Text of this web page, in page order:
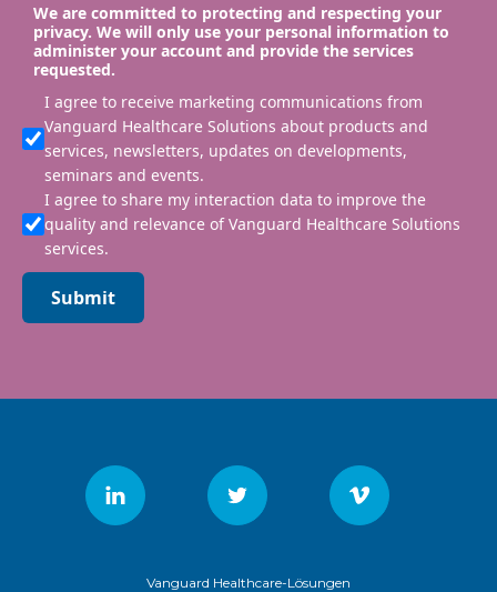
We are committed to protecting and respecting your
privacy. We will only use your personal information to
administer your account and provide the services
requested.
I agree to receive marketing communications from
Vanguard Healthcare Solutions about products and
services, newsletters, updates on developments,
seminars and events.
I agree to share my interaction data to improve the
quality and relevance of Vanguard Healthcare Solutions
services.
Submit
Vanguard Healthcare-Lösungen